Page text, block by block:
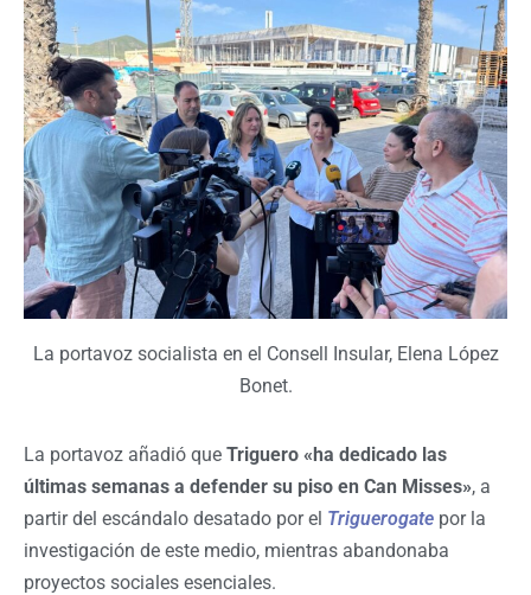
La portavoz socialista en el Consell Insular, Elena López
Bonet.
La portavoz añadió que Triguero «ha dedicado las
últimas semanas a defender su piso en Can Misses», a
partir del escándalo desatado por el Triguerogate por la
investigación de este medio, mientras abandonaba
proyectos sociales esenciales.